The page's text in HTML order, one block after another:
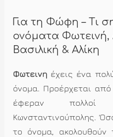
Για τη Φώφη – Τι
ονόματα Φωτεινή,
Βασιλική & Αλίκη
Φωτεινή έχεις ένα
όνομα. Προέρχεται
έφεραν πολλοί
Κωνσταντινούπολης.
το όνομα,